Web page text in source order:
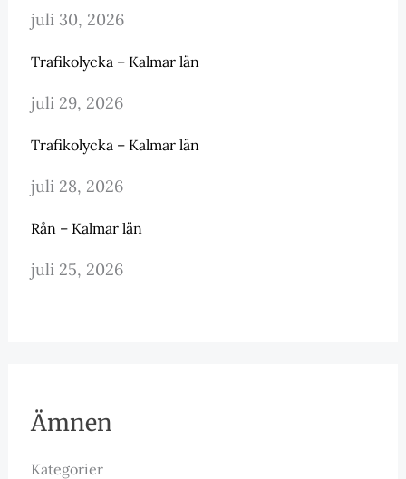
juli 30, 2026
Trafikolycka – Kalmar län
juli 29, 2026
Trafikolycka – Kalmar län
juli 28, 2026
Rån – Kalmar län
juli 25, 2026
Ämnen
Kategorier